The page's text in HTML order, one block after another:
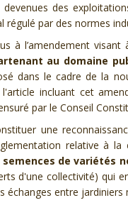
es des
régulé par des normes
à l’amendement visant
au domaine
dans le cadre de la
incluant cet
par le Conseil
une
relative à la
de variétés
d'une collectivité) qui
échanges entre